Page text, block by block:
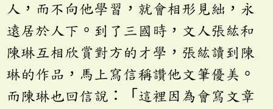
人，而不向他學習，就會相形見絀，永
遠居於人下。到了三國時，文人張紘和
陳琳互相欣賞對方的才學，張紘讀到陳
琳的作品，馬上寫信稱讚他文筆優美。
而陳琳也回信說：「這裡因為會寫文章